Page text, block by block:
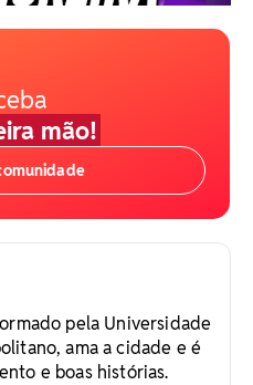
mão!
pela Universidade
ama a cidade e é
e boas histórias.